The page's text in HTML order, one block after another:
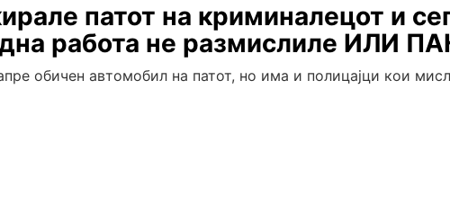
патот на криминалецот и
работа не размислиле ИЛИ
обичен автомобил на патот, но има и полицајци кои